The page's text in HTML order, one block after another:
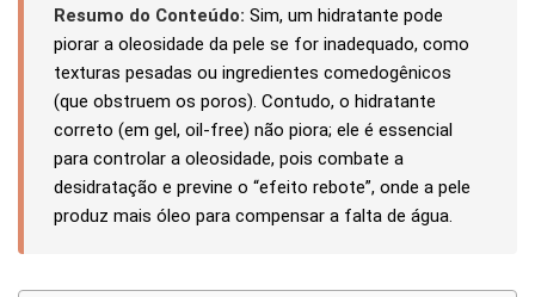
Resumo do Conteúdo: Sim, um hidratante pode
piorar a oleosidade da pele se for inadequado, como
texturas pesadas ou ingredientes comedogênicos
(que obstruem os poros). Contudo, o hidratante
correto (em gel, oil-free) não piora; ele é essencial
para controlar a oleosidade, pois combate a
desidratação e previne o “efeito rebote”, onde a pele
produz mais óleo para compensar a falta de água.